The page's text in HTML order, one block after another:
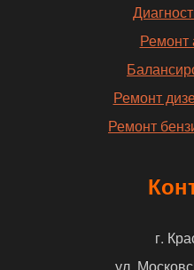
Ремонт
Ремонт
Ремонт
г.
ул.